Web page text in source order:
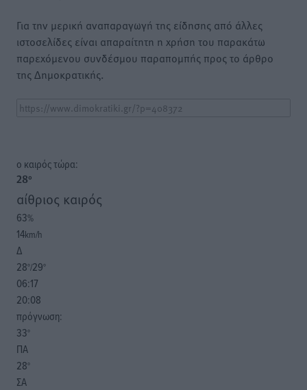
Για την μερική αναπαραγωγή της είδησης από άλλες
ιστοσελίδες είναι απαραίτητη η χρήση του παρακάτω
παρεχόμενου συνδέσμου παραπομπής προς το άρθρο
της Δημοκρατικής.
o καιρός τώρα:
28°
αίθριος καιρός
63%
14km/h
Δ
28°/29°
06:17
20:08
πρόγνωση:
33°
ΠΑ
28°
ΣΑ